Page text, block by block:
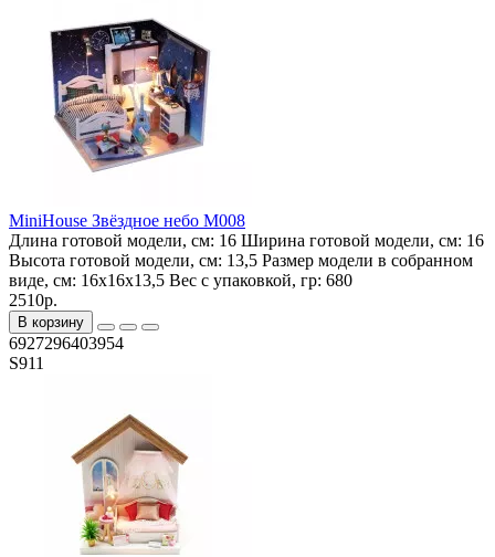
MiniHouse Звёздное небо M008
Длина готовой модели, см: 16 Ширина готовой модели, см: 16
Высота готовой модели, см: 13,5 Размер модели в собранном
виде, см: 16x16x13,5 Вес с упаковкой, гр: 680
2510р.
В корзину
6927296403954
S911